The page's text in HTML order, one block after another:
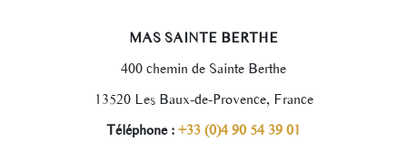
MAS SAINTE BERTHE
400 chemin de Sainte Berthe
13520 Les Baux-de-Provence, France
Téléphone : +33 (0)4 90 54 39 01